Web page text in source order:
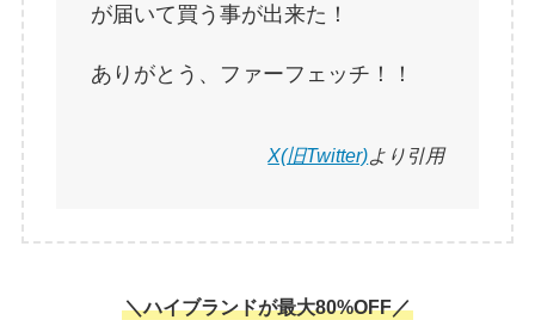
が届いて買う事が出来た！
ありがとう、ファーフェッチ！！
X(旧Twitter)より引用
＼ハイブランドが最大80%OFF／